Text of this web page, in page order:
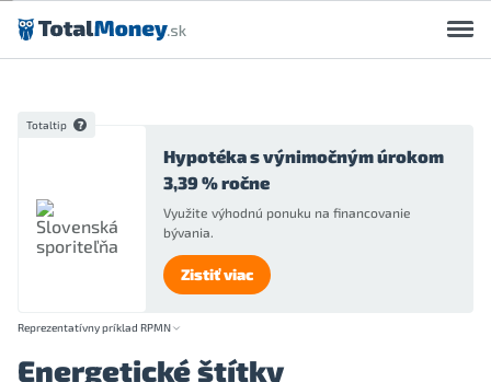
Preskočiť na obsah
Totaltip
Hypotéka s výnimočným úrokom
3,39 % ročne
Využite výhodnú ponuku na financovanie
bývania.
Zistiť viac
Reprezentatívny príklad RPMN
Energetické štítky